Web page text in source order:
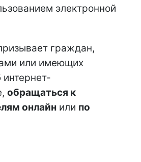
электронной
граждан,
или имеющих
обращаться к
онлайн или по